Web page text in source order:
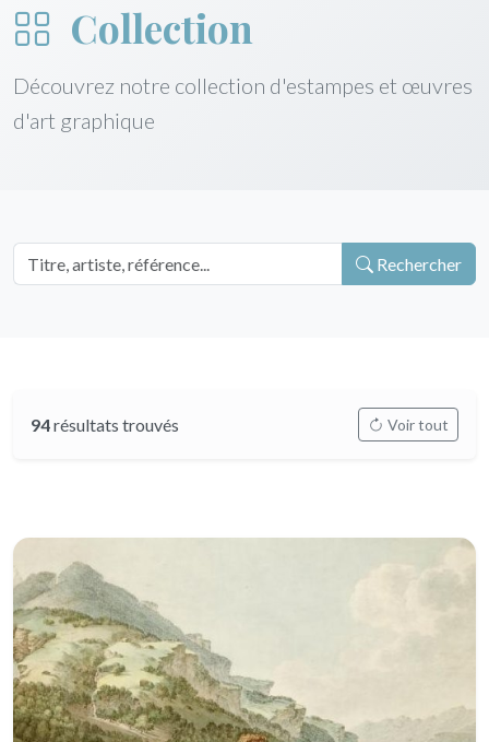
Collection
Découvrez notre collection d'estampes et œuvres
d'art graphique
Rechercher
94résultats trouvés Voir tout